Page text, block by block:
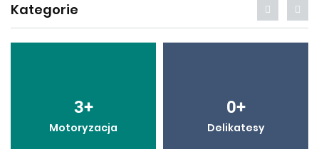
Kategorie
3+
Motoryzacja
0+
Delikatesy